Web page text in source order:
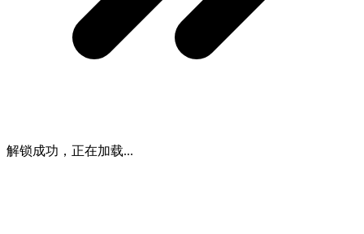
解锁成功，正在加载...